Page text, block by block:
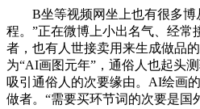
B坐等视频网坐上也有很多博
程。”正在微博上小出名气、经常
者，也有人世接卖用来生成做品
为“AI画图元年”，通俗人也起头
吸引通俗人的次要缘由。AI绘画
做者。“需要买环节词的次要是国